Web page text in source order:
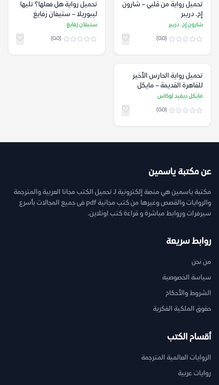
تحميل رواية من قلبي – شارون
إم. دريبر
شارون إم. دريبر
(0.0)
تحميل رواية هل فعلها؟ تليها
ليبوريلا – ستيفان زفايغ
ستيفان زفايغ
(0.0)
تحميل رواية الحارس الأخير
للقاهرة القديمة – مايكل
ديفيد لوكاس
مايكل ديفيد لوكاس
(0.0)
عن مكتبة ياسمين
مكتبة ياسمين هي منصة إلكترونية لـ تحميل الكتب مجانا العربية والمترجمة
والروايات والقصص وغيرها من كتب مجانية pdf فى جميع المجالات بأسرع
سيرفرات وروابط مباشرة و قراءة كتب اونلاين.
روابط سريعة
من نحن
سياسة الخصوصية
الشروط والأحكام
حقوق الملكية الفكرية
أقسام الكتب
الروايات العالمية المترجمة
روايات عربية